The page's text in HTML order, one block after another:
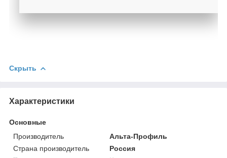
Скрыть
Характеристики
Основные
Производитель
Альта-Профиль
Страна производитель
Россия